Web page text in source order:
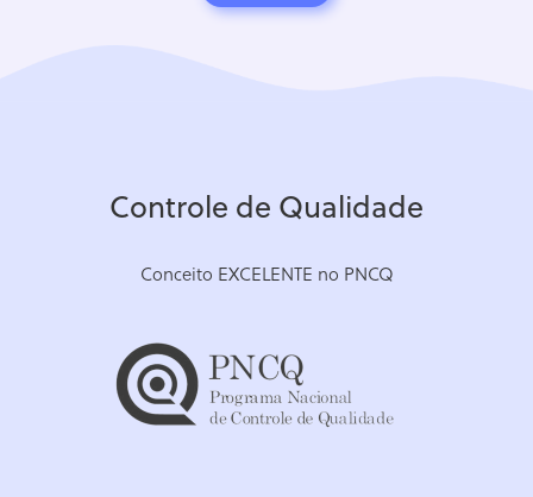
Controle de Qualidade
Conceito EXCELENTE no PNCQ